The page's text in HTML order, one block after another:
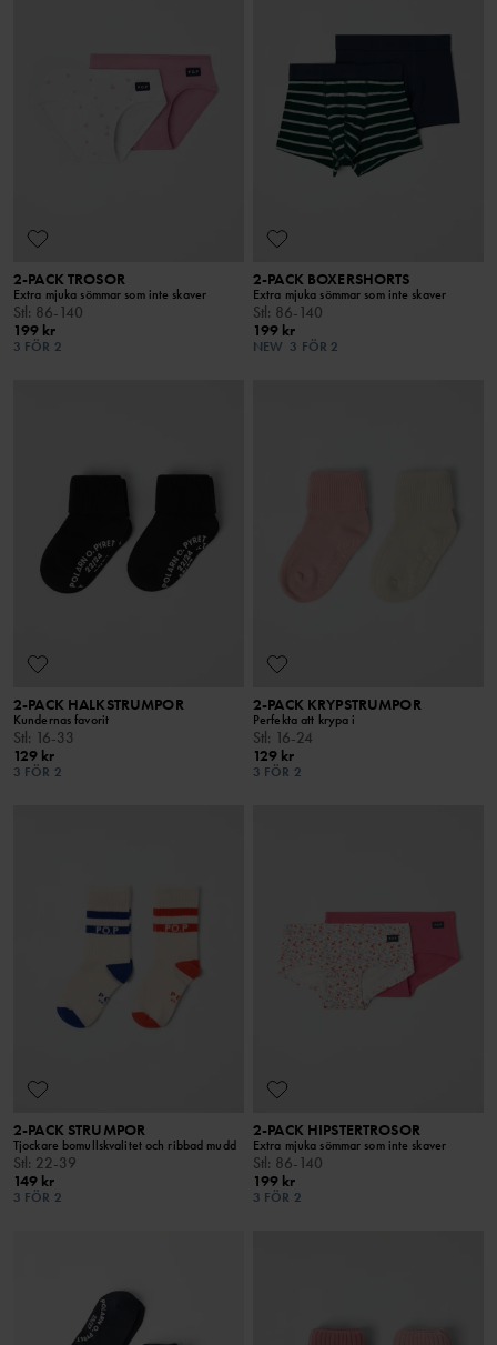
2-PACK TROSOR
Extra mjuka sömmar som inte skaver
Stl: 86-140
199 kr
3 FÖR 2
2-PACK BOXERSHORTS
Extra mjuka sömmar som inte skaver
Stl: 86-140
199 kr
NEW 3 FÖR 2
2-PACK HALKSTRUMPOR
Kundernas favorit
Stl: 16-33
129 kr
3 FÖR 2
2-PACK KRYPSTRUMPOR
Perfekta att krypa i
Stl: 16-24
129 kr
3 FÖR 2
2-PACK STRUMPOR
Tjockare bomullskvalitet och ribbad mudd
Stl: 22-39
149 kr
3 FÖR 2
2-PACK HIPSTERTROSOR
Extra mjuka sömmar som inte skaver
Stl: 86-140
199 kr
3 FÖR 2